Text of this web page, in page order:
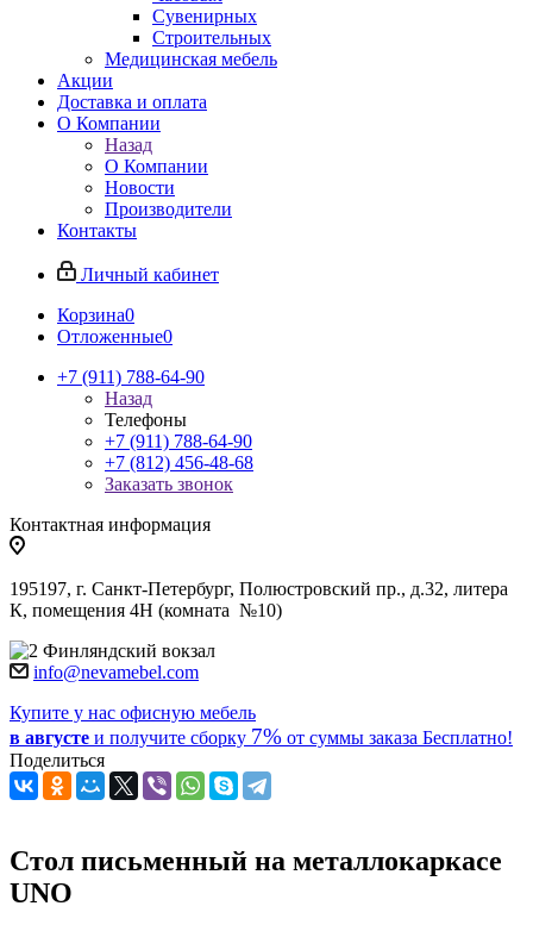
Сувенирных
Строительных
Медицинская мебель
Акции
Доставка и оплата
О Компании
Назад
О Компании
Новости
Производители
Контакты
Личный кабинет
Корзина0
Отложенные0
+7 (911) 788-64-90
Назад
Телефоны
+7 (911) 788-64-90
+7 (812) 456-48-68
Заказать звонок
Контактная информация
195197, г. Санкт-Петербург, Полюстровский пр., д.32, литера
К, помещения 4Н (комната №10)
Финляндский вокзал
info@nevamebel.com
Купите у нас офисную мебель
в августе и получите сборку 7% от суммы заказа Бесплатно!
Поделиться
Стол письменный на металлокаркасе
UNO